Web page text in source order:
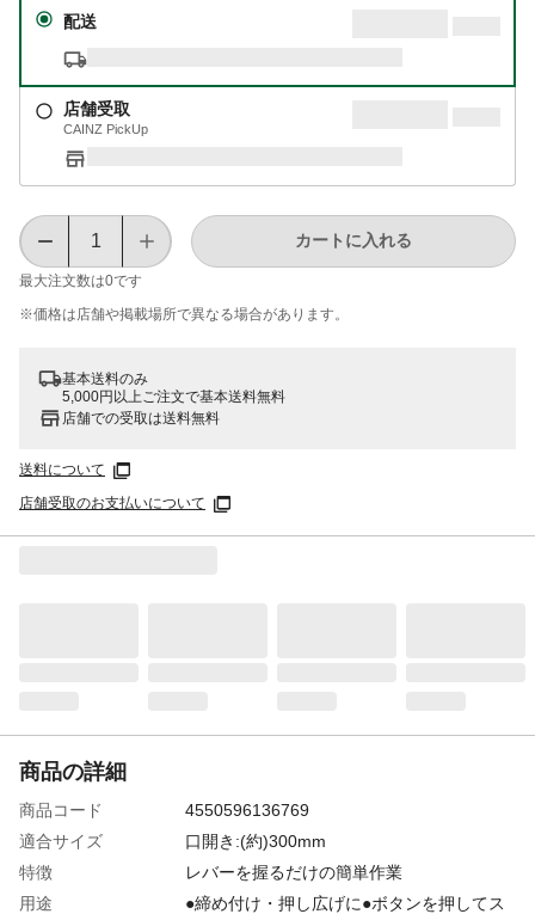
配送
店舗受取
CAINZ PickUp
最大注文数は0です
カートに入れる
※価格は​店舗や​掲載場所で​異なる​場合が​あります。
基本送料のみ
5,000円以上ご注文で基本送料無料
店舗での受取は送料無料
送料について
店舗受取のお支払いについて
商品の詳細
商品コード
4550596136769
適合サイズ
口開き:(約)300mm
特徴
レバーを握るだけの簡単作業
用途
●締め付け・押し広げに●ボタンを押してス